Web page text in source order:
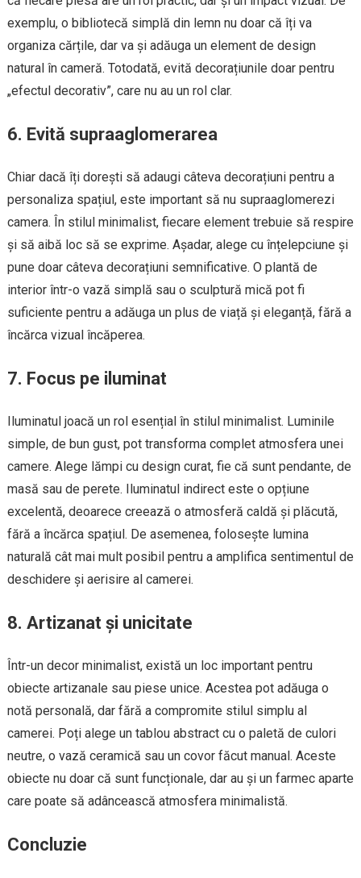
exemplu, o bibliotecă simplă din lemn nu doar că îți va
organiza cărțile, dar va și adăuga un element de design
natural în cameră. Totodată, evită decorațiunile doar pentru
„efectul decorativ”, care nu au un rol clar.
6. Evită supraaglomerarea
Chiar dacă îți dorești să adaugi câteva decorațiuni pentru a
personaliza spațiul, este important să nu supraaglomerezi
camera. În stilul minimalist, fiecare element trebuie să respire
și să aibă loc să se exprime. Așadar, alege cu înțelepciune și
pune doar câteva decorațiuni semnificative. O plantă de
interior într-o vază simplă sau o sculptură mică pot fi
suficiente pentru a adăuga un plus de viață și eleganță, fără a
încărca vizual încăperea.
7. Focus pe iluminat
Iluminatul joacă un rol esențial în stilul minimalist. Luminile
simple, de bun gust, pot transforma complet atmosfera unei
camere. Alege lămpi cu design curat, fie că sunt pendante, de
masă sau de perete. Iluminatul indirect este o opțiune
excelentă, deoarece creează o atmosferă caldă și plăcută,
fără a încărca spațiul. De asemenea, folosește lumina
naturală cât mai mult posibil pentru a amplifica sentimentul de
deschidere și aerisire al camerei.
8. Artizanat și unicitate
Într-un decor minimalist, există un loc important pentru
obiecte artizanale sau piese unice. Acestea pot adăuga o
notă personală, dar fără a compromite stilul simplu al
camerei. Poți alege un tablou abstract cu o paletă de culori
neutre, o vază ceramică sau un covor făcut manual. Aceste
obiecte nu doar că sunt funcționale, dar au și un farmec aparte
care poate să adâncească atmosfera minimalistă.
Concluzie